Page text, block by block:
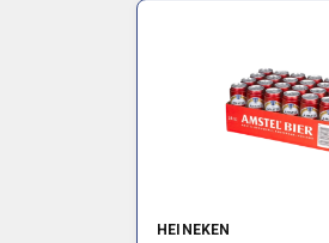
HEINEKEN